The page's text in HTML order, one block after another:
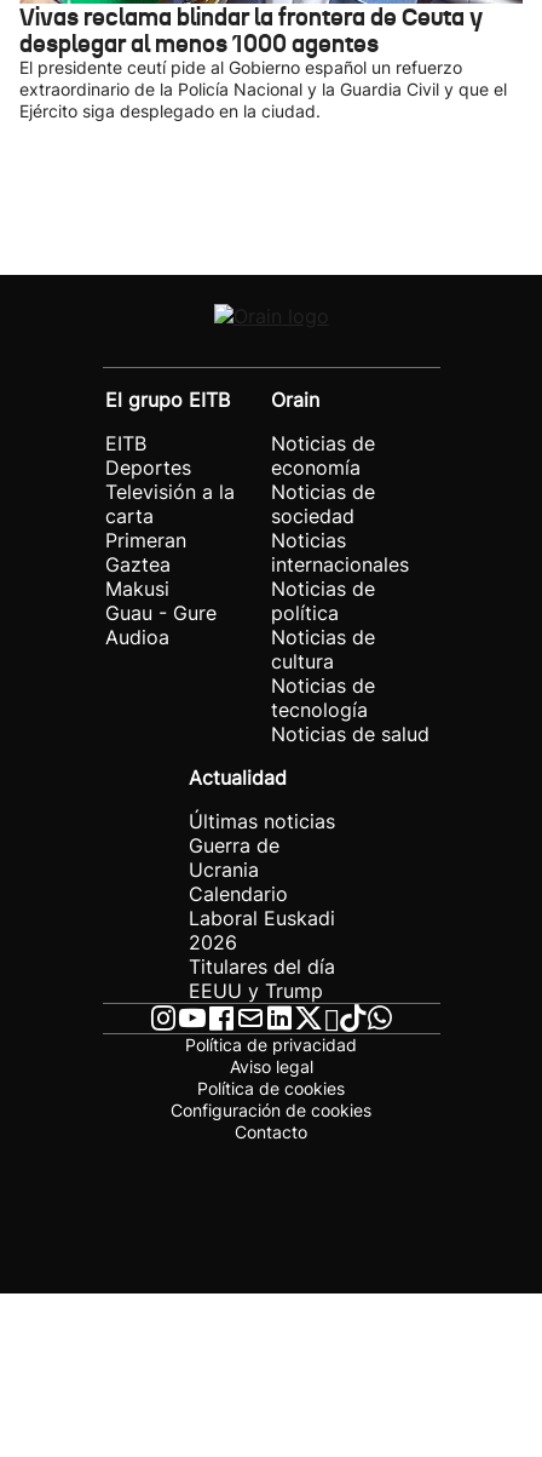
Vivas reclama blindar la frontera de Ceuta y
desplegar al menos 1000 agentes
El presidente ceutí pide al Gobierno español un refuerzo
extraordinario de la Policía Nacional y la Guardia Civil y que el
Ejército siga desplegado en la ciudad.
El grupo EITB
EITB
Deportes
Televisión a la
carta
Primeran
Gaztea
Makusi
Guau - Gure
Audioa
Orain
Noticias de
economía
Noticias de
sociedad
Noticias
internacionales
Noticias de
política
Noticias de
cultura
Noticias de
tecnología
Noticias de salud
Actualidad
Últimas noticias
Guerra de
Ucrania
Calendario
Laboral Euskadi
2026
Titulares del día
EEUU y Trump
Política de privacidad
Aviso legal
Política de cookies
Configuración de cookies
Contacto